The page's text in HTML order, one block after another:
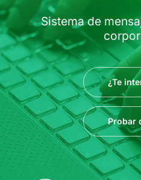
Sistema de
¿Te
Probar